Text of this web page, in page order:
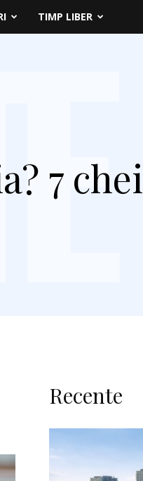
TIMP LIBER
7 chei
Recente